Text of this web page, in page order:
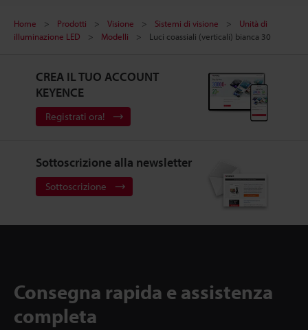
Home Prodotti Visione Sistemi di visione
Unità di
illuminazione LED
Modelli Luci coassiali (verticali) bianca 30
CREA IL TUO ACCOUNT
KEYENCE
Registrati ora!
Sottoscrizione alla newsletter
Sottoscrizione
Consegna rapida e assistenza
completa